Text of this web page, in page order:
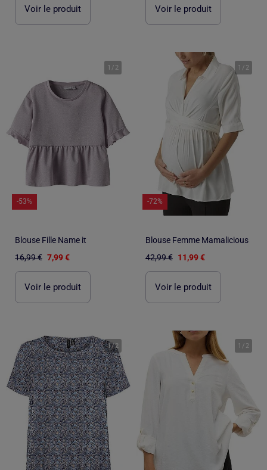
Voir le produit Voir le produit
1 / 2
-53%
Blouse Fille Name it
16,99 € 7,99 €
Voir le produit
1 / 2
-72%
Blouse Femme Mamalicious
42,99 € 11,99 €
Voir le produit
1/2 1 / 2